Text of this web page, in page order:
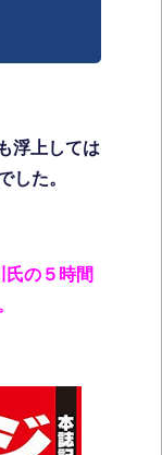
浮上しては
した。
氏の５時間